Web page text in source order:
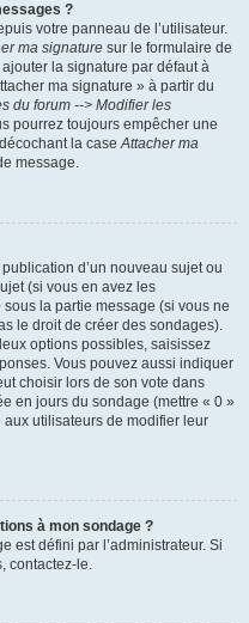
?
votre panneau de l’utilisateur.
ma signature sur le formulaire de
la signature par défaut à
ma signature » à partir du
du forum --> Modifier les
pourrez toujours empêcher une
la caseAttacher ma
message.
d’un nouveau sujet ou
(si vous en avez les
sous la partie message (si vous ne
le droit de créer des sondages).
options possibles, saisissez
Vous pouvez aussi indiquer
choisir lors de son vote dans
en jours du sondage (mettre « 0 »
utilisateurs de modifier leur
à mon sondage ?
est défini par l’administrateur. Si
contactez-le.